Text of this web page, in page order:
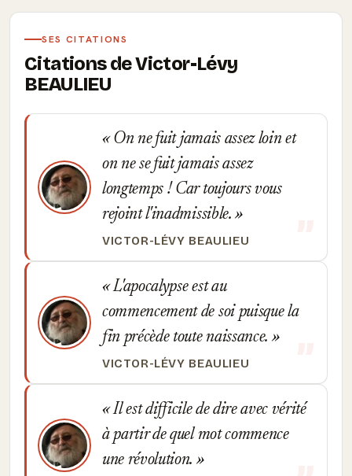
SES CITATIONS
Citations de Victor-Lévy
BEAULIEU
On ne fuit jamais assez loin et
on ne se fuit jamais assez
longtemps ! Car toujours vous
rejoint l'inadmissible.
VICTOR-LÉVY BEAULIEU
L'apocalypse est au
commencement de soi puisque la
fin précède toute naissance.
VICTOR-LÉVY BEAULIEU
Il est difficile de dire avec vérité
à partir de quel mot commence
une révolution.